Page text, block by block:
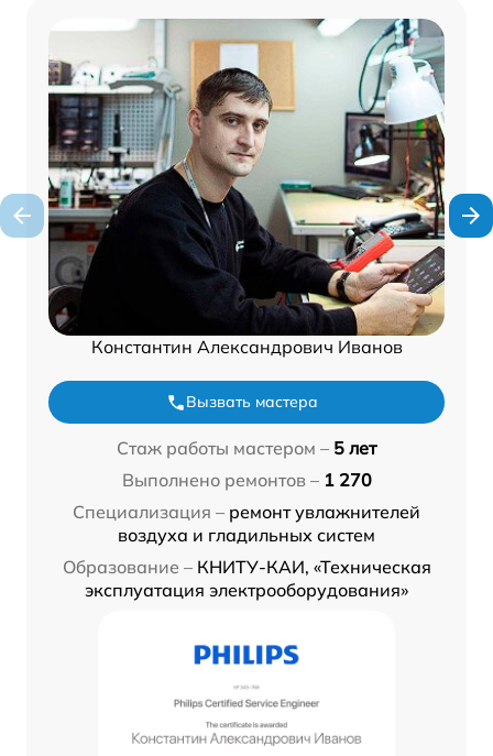
Константин Александрович Иванов
Вызвать мастера
Стаж работы мастером – 5 лет
Выполнено ремонтов – 1 270
Специализация – ремонт увлажнителей
воздуха и гладильных систем
Образование – КНИТУ-КАИ, «Техническая
эксплуатация электрооборудования»